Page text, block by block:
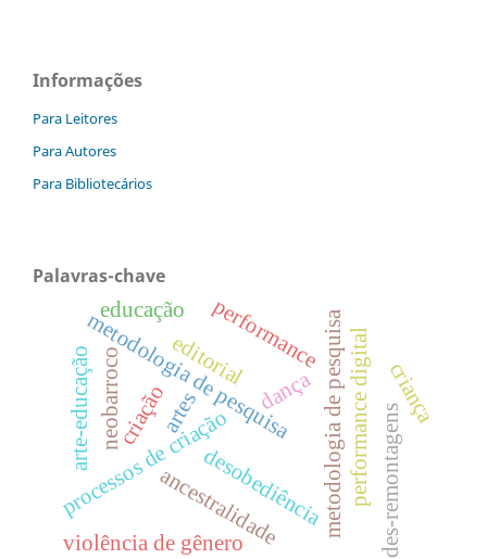
Informações
Para Leitores
Para Autores
Para Bibliotecários
Palavras-chave
metodologia de pesquisa
metodologia de pesquisa
processos de criação
artes dança
performance
ancestralidade
neobarroco
desobediência
violência de gênero
editorial
educação
performance digitaldes-remontagens
criação criança
arte-educação